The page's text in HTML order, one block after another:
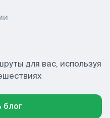
для вас, используя
блог